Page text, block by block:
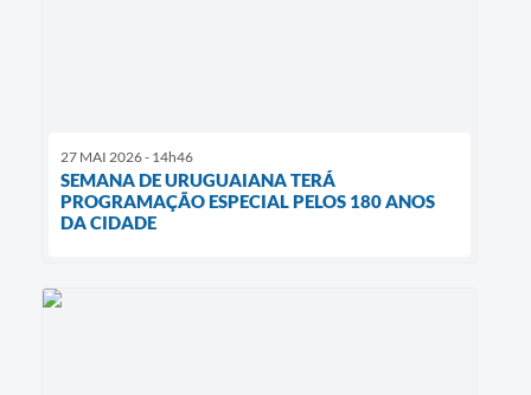
27 MAI 2026 - 14h46
SEMANA DE URUGUAIANA TERÁ
PROGRAMAÇÃO ESPECIAL PELOS 180 ANOS
DA CIDADE